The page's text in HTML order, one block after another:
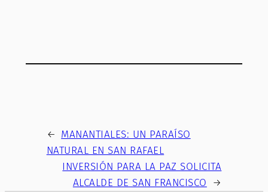
← MANANTIALES: UN PARAÍSO
NATURAL EN SAN RAFAEL
INVERSIÓN PARA LA PAZ SOLICITA
ALCALDE DE SAN FRANCISCO
→